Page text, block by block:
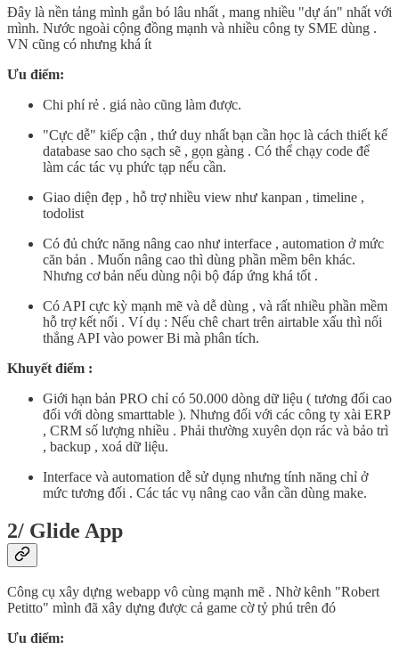
Đây là nền tảng mình gắn bó lâu nhất , mang nhiều "dự án" nhất với
mình. Nước ngoài cộng đồng mạnh và nhiều công ty SME dùng .
VN cũng có nhưng khá ít
Ưu điểm:
Chi phí rẻ . giá nào cũng làm được.
"Cực dễ" kiếp cận , thứ duy nhất bạn cần học là cách thiết kế
database sao cho sạch sẽ , gọn gàng . Có thể chạy code để
làm các tác vụ phức tạp nếu cần.
Giao diện đẹp , hỗ trợ nhiều view như kanpan , timeline ,
todolist
Có đủ chức năng nâng cao như interface , automation ở mức
căn bản . Muốn nâng cao thì dùng phần mềm bên khác.
Nhưng cơ bản nếu dùng nội bộ đáp ứng khá tốt .
Có API cực kỳ mạnh mẽ và dễ dùng , và rất nhiều phần mềm
hỗ trợ kết nối . Ví dụ : Nếu chê chart trên airtable xấu thì nối
thẳng API vào power Bi mà phân tích.
Khuyết điểm :
Giới hạn bản PRO chỉ có 50.000 dòng dữ liệu ( tương đối cao
đối với dòng smarttable ). Nhưng đối với các công ty xài ERP
, CRM số lượng nhiều . Phải thường xuyên dọn rác và bảo trì
, backup , xoá dữ liệu.
Interface và automation dễ sử dụng nhưng tính năng chỉ ở
mức tương đối . Các tác vụ nâng cao vẫn cần dùng make.
2/ Glide App
Công cụ xây dựng webapp vô cùng mạnh mẽ . Nhờ kênh "Robert
Petitto" mình đã xây dựng được cả game cờ tỷ phú trên đó
Ưu điểm: